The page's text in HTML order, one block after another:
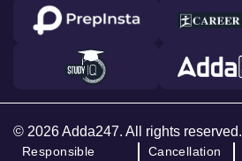
© 2026 Adda247. All rights reserved.
Responsible Cancellation